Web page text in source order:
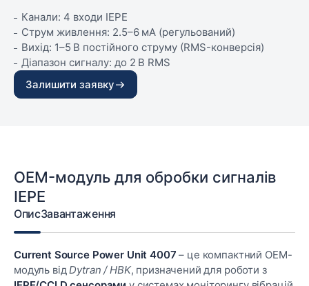
Канали: 4 входи IEPE
Струм живлення: 2.5–6 мА (регульований)
Вихід: 1–5 В постійного струму (RMS-конверсія)
Діапазон сигналу: до 2 В RMS
Залишити заявку
OEM-модуль для обробки сигналів
IEPE
ОписЗавантаження
Current Source Power Unit 4007 – це компактний OEM-
модуль відDytran / HBK, призначений для роботи з